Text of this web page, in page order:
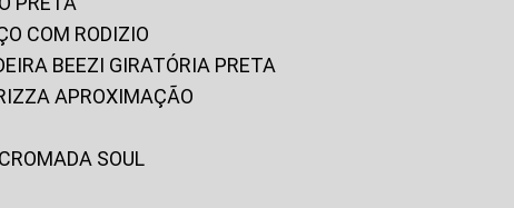
COM RODIZIO
BEEZI GIRATÓRIA PRETA
APROXIMAÇÃO
SOUL